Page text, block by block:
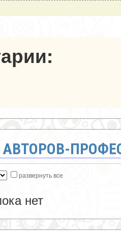
АВТОРОВ-
развернуть все
нет